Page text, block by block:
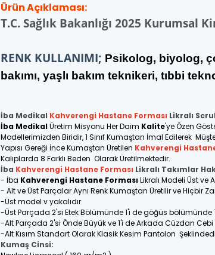
Ürün Açıklaması:
T.C. Sağlık Bakanlığı 2025 Kurumsal
RENK KULLANIMI; Psikolog, biyolog,
bakımı, yaşlı bakım teknikeri, tıbbi
İba Medikal Kahverengi Hastane Forması Likralı
İba MedikalÜretim Misyonu Her Daim Kalite'ye Özen
Modellerimizden Biridir, 1 Sınıf Kumaştan İmal Edilerek
Yapısı Gereği İnce Kumaştan Üretilen Kahverengi
Kalıplarda 8 Farklı Beden Olarak Üretilmektedir.
İba Kahverengi Hastane Forması Likralı Takımlar
- İba Kahverengi Hastane FormasıLikralı Modeli Üst ve
- Alt ve Üst Parçalar Aynı Renk Kumaştan Üretilir ve Hiçbir
-Üst model v yakalıdır
-Üst Parçada 2'si Etek Bölümünde 1'i de göğüs bölümünde
-Alt Parçada 2'si Önde Büyük ve 1'i de Arkada Cüzdan Cebi
-Alt Kısım Standart Olarak Klasik Kesim Pantolon
Kumaş Cinsi: